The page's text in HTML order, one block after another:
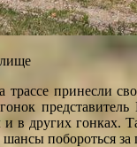
принесли
представитель
в других гонках.
побороться за